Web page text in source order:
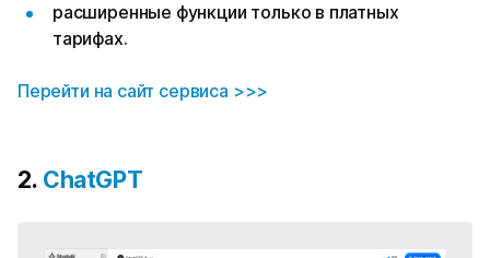
расширенные функции только в платных
тарифах.
Перейти на сайт сервиса >>>
2. ChatGPT